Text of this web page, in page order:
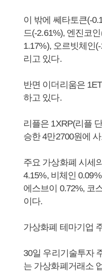
이 밖에 쎄타토큰(-
드(-2.61%), 엔진코
1.17%), 오르빗체인
리고 있다.
반면 이더리움은
하고 있다.
리플은 1XRP(리플
승한 4만2700원에
주요 가상화폐 시세
4.15%, 비체인
에스브이 0.72%, 코
이다.
가상화폐 테마기업
30일 우리기술투자
는 가상화폐거래소